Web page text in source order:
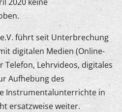
führt seit Unterbrechung
digitalen Medien (Online-
Lehrvideos, digitales
Aufhebung des
Instrumentalunterrichte in
ersatzweise weiter.